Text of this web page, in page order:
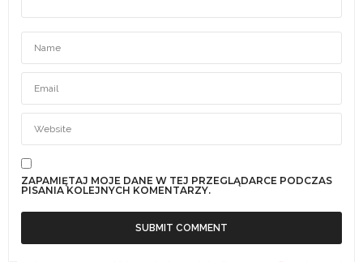
ZAPAMIĘTAJ MOJE DANE W TEJ PRZEGLĄDARCE PODCZAS
PISANIA KOLEJNYCH KOMENTARZY.